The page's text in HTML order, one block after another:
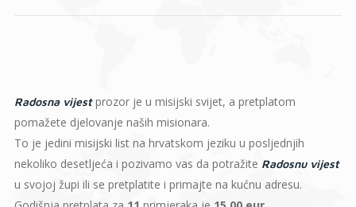
Radosna vijestprozor je u misijski svijet, a pretplatom
pomažete djelovanje naših misionara.
To je jedini misijski list na hrvatskom jeziku u posljednjih
nekoliko desetljeća i pozivamo vas da potražite Radosnu vijest
u svojoj župi ili se pretplatite i primajte na kućnu adresu.